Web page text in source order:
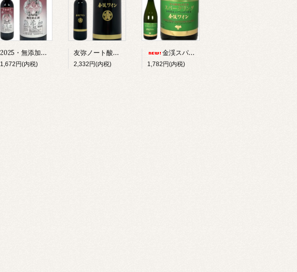
2025・無添加ワイン 赤・ライト・やや辛口 750ml
1,672円(内税)
友弥ノート酸化防止剤無添加ベーリーＡ 赤・ミディアム・辛口2025
2,332円(内税)
金渓スパークリング・白・辛口 2025
1,782円(内税)